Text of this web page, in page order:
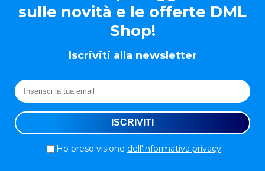
sulle novità e le offerte DML
Shop!
Iscriviti alla newsletter
Ho preso visione dell'informativa privacy